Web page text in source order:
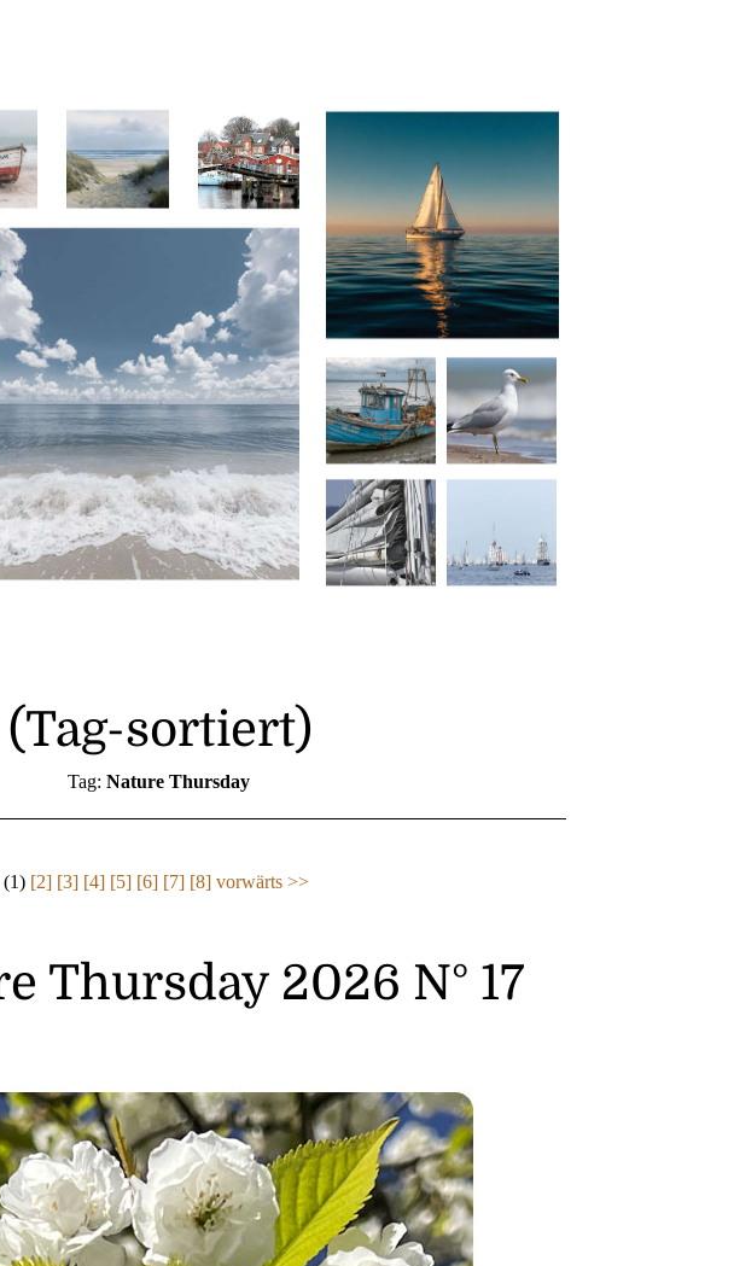
sortiert)
Tag: Nature Thursday
(1) [2] [3] [4] [5] [6] [7] [8] vorwärts >>
Thursday 2026 N° 17